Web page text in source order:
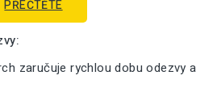
PŘEČTĚTE
zaručuje rychlou dobu odezvy a